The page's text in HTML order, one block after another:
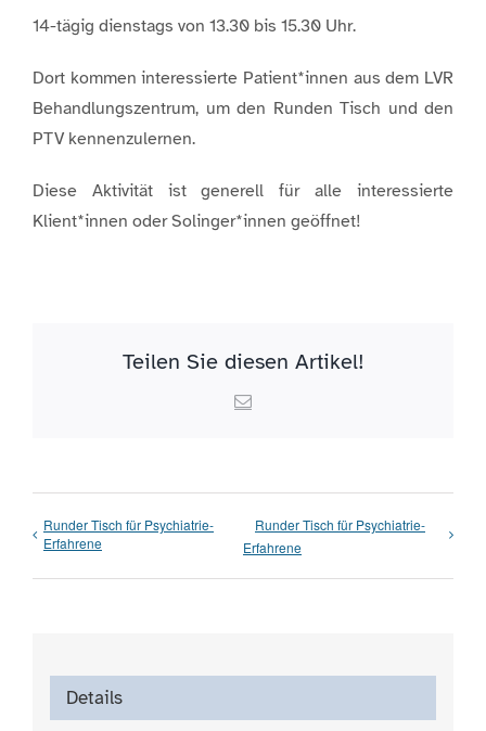
14-tägig dienstags von 13.30 bis 15.30 Uhr.
Dort kommen interessierte Patient*innen aus dem LVR
Behandlungszentrum, um den Runden Tisch und den
PTV kennenzulernen.
Diese Aktivität ist generell für alle interessierte
Klient*innen oder Solinger*innen geöffnet!
Teilen Sie diesen Artikel!
Email
Runder Tisch für Psychiatrie-
Erfahrene
Runder Tisch für Psychiatrie-
Erfahrene
Details